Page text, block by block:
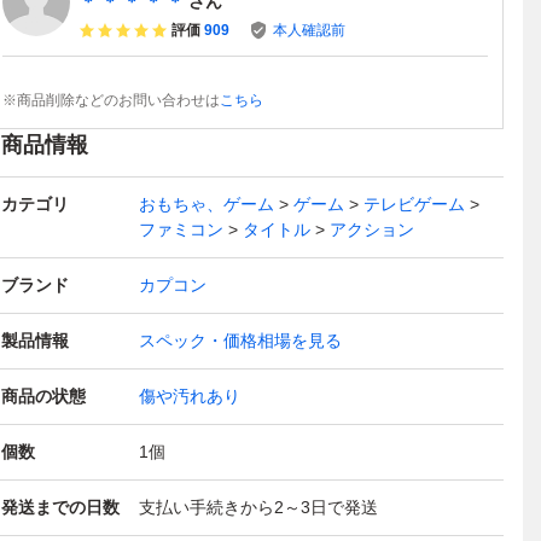
評価 909 本人確認前
※商品削除などのお問い合わせはこちら
商品情報
カテゴリ おもちゃ、ゲーム ゲーム
テレビゲーム
ファミコン
タイトル アクション
ブランド カプコン
製品情報 スペック・価格相場を見る
商品の状態 傷や汚れあり
個数 1個
発送までの日数 支払い手続きから2～3日で発送